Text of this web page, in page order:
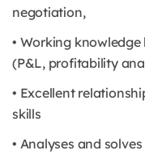
negotiation,
• Working
(P&L, profitability
• Excellent
skills
• Analyses and